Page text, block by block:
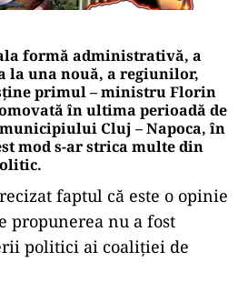
formă administrativă, a
la una nouă, a regiunilor,
primul – ministru Florin
în ultima perioadă de
Cluj – Napoca, în
mod s-ar strica multe din
faptul că este o opinie
propunerea nu a fost
politici ai coaliției de